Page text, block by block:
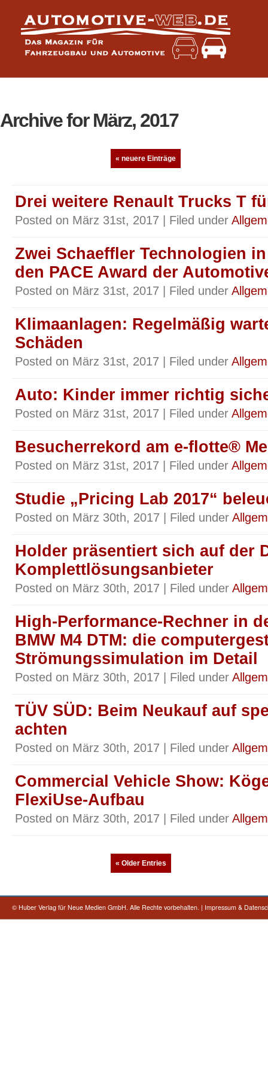
Archive for März, 2017
« neuere Einträge
Drei weitere Renault Trucks T
Posted on März 31st, 2017 | Filed under
Zwei Schaeffler Technologien
den PACE Award der
Posted on März 31st, 2017 | Filed under
Klimaanlagen: Regelmäßig
Schäden
Posted on März 31st, 2017 | Filed under
Auto: Kinder immer richtig
Posted on März 31st, 2017 | Filed under
Besucherrekord am e-flotte®
Posted on März 31st, 2017 | Filed under
Studie „Pricing Lab 2017“
Posted on März 30th, 2017 | Filed under
Holder präsentiert sich auf der
Komplettlösungsanbieter
Posted on März 30th, 2017 | Filed under
High-Performance-Rechner in
BMW M4 DTM: die
Strömungssimulation im Detail
Posted on März 30th, 2017 | Filed under
TÜV SÜD: Beim Neukauf auf
achten
Posted on März 30th, 2017 | Filed under
Commercial Vehicle Show:
FlexiUse-Aufbau
Posted on März 30th, 2017 | Filed under
« Older Entries
© Huber Verlag für Neue Medien GmbH. Alle Rechte vorbehalten. | Impressum &